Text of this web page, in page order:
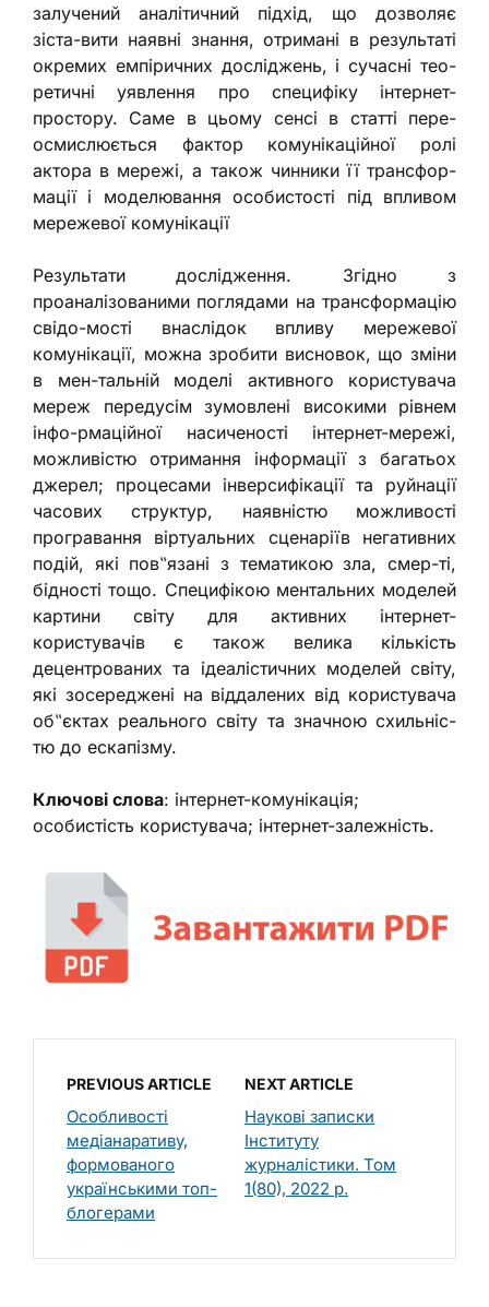
залучений аналітичний підхід, що дозволяє
зіста-вити наявні знання, отримані в результаті
окремих емпіричних досліджень, і сучасні тео-
ретичні уявлення про специфіку інтернет-
простору. Саме в цьому сенсі в статті пере-
осмислюється фактор комунікаційної ролі
актора в мережі, а також чинники її трансфор-
мації і моделювання особистості під впливом
мережевої комунікації
Результати дослідження. Згідно з
проаналізованими поглядами на трансформацію
свідо-мості внаслідок впливу мережевої
комунікації, можна зробити висновок, що зміни
в мен-тальній моделі активного користувача
мереж передусім зумовлені високими рівнем
інфо-рмаційної насиченості інтернет-мережі,
можливістю отримання інформації з багатьох
джерел; процесами інверсифікації та руйнації
часових структур, наявністю можливості
програвання віртуальних сценаріїв негативних
подій, які пов‟язані з тематикою зла, смер-ті,
бідності тощо. Специфікою ментальних моделей
картини світу для активних інтернет-
користувачів є також велика кількість
децентрованих та ідеалістичних моделей світу,
які зосереджені на віддалених від користувача
об‟єктах реального світу та значною схильніс-
тю до ескапізму.
Ключові слова: інтернет-комунікація;
особистість користувача; інтернет-залежність.
PREVIOUS ARTICLE
Особливості
медіанаративу,
формованого
українськими топ-
блогерами
NEXT ARTICLE
Наукові записки
Інституту
журналістики. Том
1(80), 2022 р.